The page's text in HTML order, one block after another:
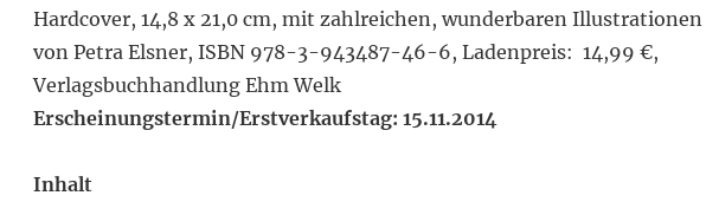
Hardcover, 14,8 x 21,0 cm, mit zahlreichen, wunderbaren Illustrationen
von Petra Elsner, ISBN 978-3-943487-46-6, Ladenpreis: 14,99 €,
Verlagsbuchhandlung Ehm Welk
Erscheinungstermin/Erstverkaufstag: 15.11.2014
Inhalt